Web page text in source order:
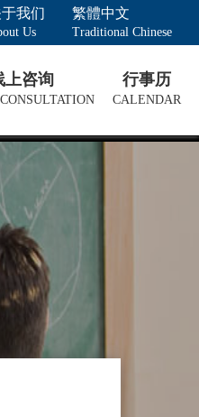
我们
Us
繁體中文
Traditional Chinese
上咨询 行事历
CALENDAR